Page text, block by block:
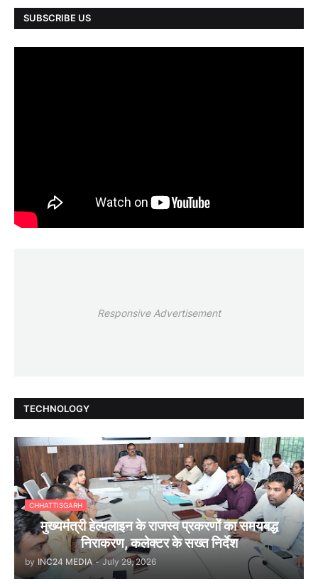
SUBSCRIBE US
Responsive Advertisement
TECHNOLOGY
CHHATTISGARH
मुख्यमंत्री हेल्पलाइन के राजस्व प्रकरणों का समयबद्ध
निराकरण, कलेक्टर के सख्त निर्देश
by INC24 MEDIA - July 29, 2026